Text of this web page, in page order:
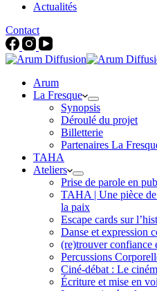
Actualités
Contact
Arum
La Fresque
Synopsis
Déroulé du projet
Billetterie
Partenaires La
TAHA
Ateliers
Prise de parole en
TAHA | Une pièce
la paix
Escape cards sur
Danse et expression
(re)trouver confiance
Percussions
Ciné-débat : Le
Écriture et mise en